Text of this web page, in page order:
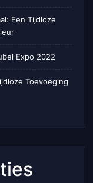
Een Tijdloze
Expo 2022
Toevoeging